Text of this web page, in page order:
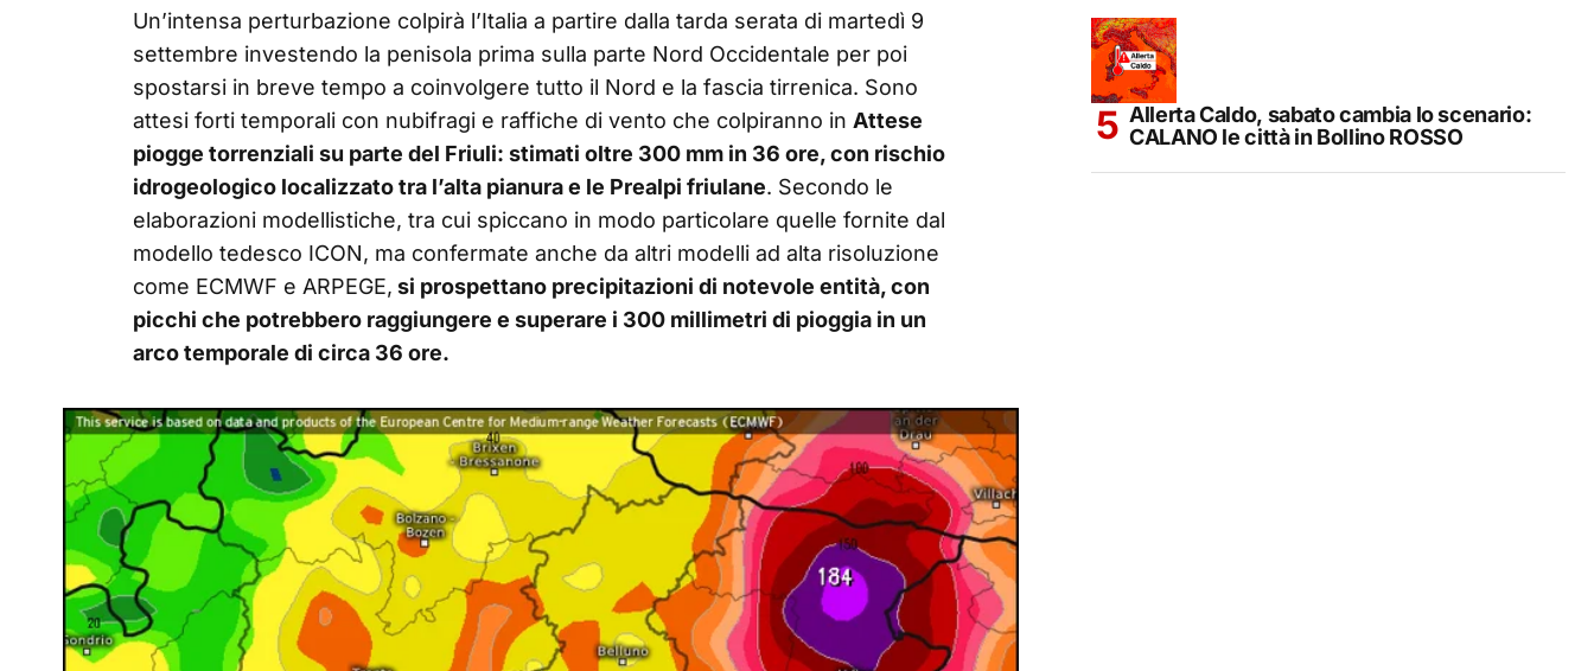
Un’intensa perturbazione colpirà l’Italia a partire dalla tarda serata di martedì 9
settembre investendo la penisola prima sulla parte Nord Occidentale per poi
spostarsi in breve tempo a coinvolgere tutto il Nord e la fascia tirrenica. Sono
attesi forti temporali con nubifragi e raffiche di vento che colpiranno in Attese
piogge torrenziali su parte del Friuli: stimati oltre 300 mm in 36 ore, con rischio
idrogeologico localizzato tra l’alta pianura e le Prealpi friulane. Secondo le
elaborazioni modellistiche, tra cui spiccano in modo particolare quelle fornite dal
modello tedesco ICON, ma confermate anche da altri modelli ad alta risoluzione
come ECMWF e ARPEGE, si prospettano precipitazioni di notevole entità, con
picchi che potrebbero raggiungere e superare i 300 millimetri di pioggia in un
arco temporale di circa 36 ore.
Allerta Caldo, sabato cambia lo scenario:
CALANO le città in Bollino ROSSO